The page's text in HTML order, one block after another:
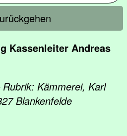
Kassenleiter Andreas
Kämmerei, Karl
Blankenfelde